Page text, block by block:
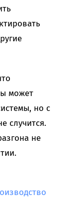
может
но с
случится.
не